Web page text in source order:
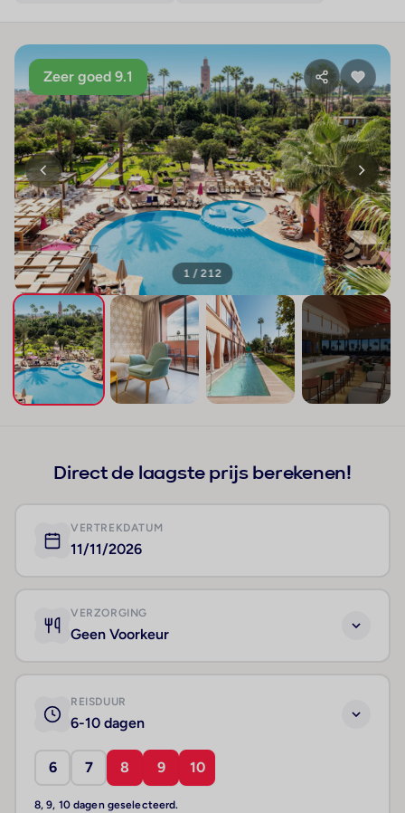
Zeer goed 9.1
1 / 212
Direct de laagste prijs berekenen!
VERTREKDATUM
11/11/2026
VERZORGING
Geen Voorkeur
REISDUUR
6-10 dagen
6 7 8 9 10
8, 9, 10 dagen geselecteerd.